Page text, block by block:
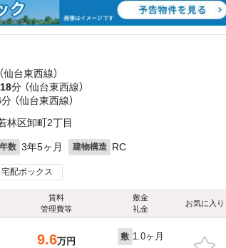
仙台東西線）
18分 （仙台東西線）
分 （仙台東西線）
林区卸町2丁目
数 3年5ヶ月 建物構造 RC
宅配ボックス
賃料
管理費等
敷金
礼金
お気に入り
9.6万円
敷 1.0ヶ月